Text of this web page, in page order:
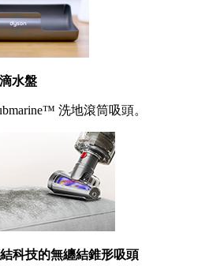
滴水盤
洗地滾筒吸頭。
科技的無纏結錐形吸頭